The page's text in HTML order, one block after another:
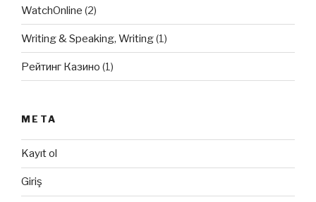
WatchOnline (2)
Writing & Speaking, Writing(1)
Рейтинг Казино (1)
META
Kayıt ol
Giriş